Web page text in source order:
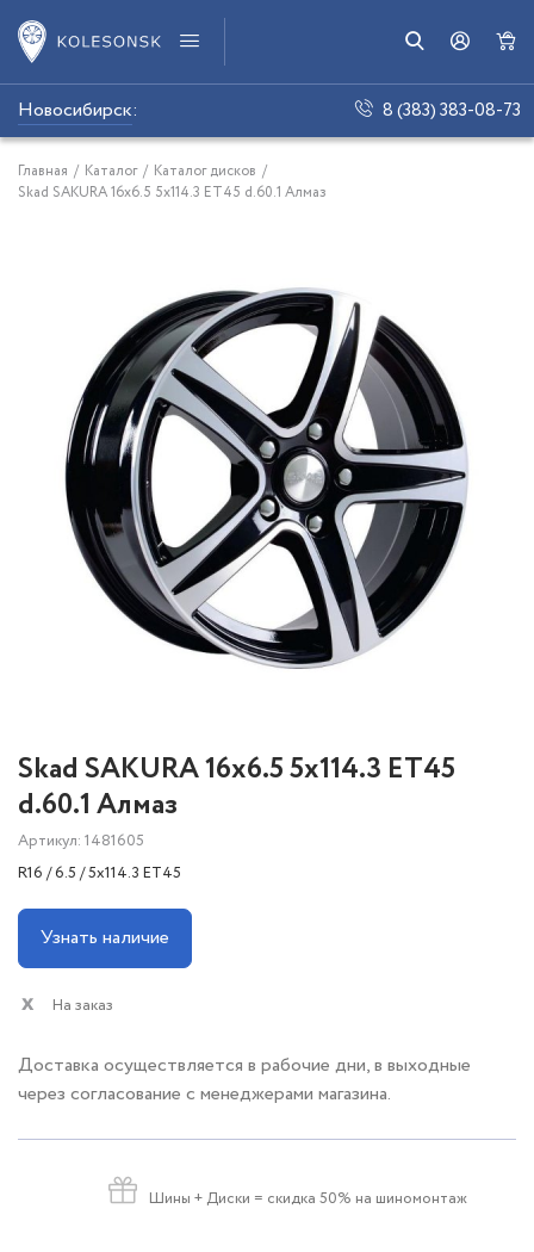
Новосибирск: 8 (383) 383-08-73
Главная / Каталог / Каталог дисков /
Skad SAKURA 16x6.5 5x114.3 ET45 d.60.1 Алмаз
Skad SAKURA 16x6.5 5x114.3 ET45
d.60.1 Алмаз
Артикул: 1481605
R16 / 6.5 / 5x114.3 ET45
Узнать наличие
На заказ
Доставка осуществляется в рабочие дни, в выходные
через согласование с менеджерами магазина.
Шины + Диски = скидка 50% на шиномонтаж